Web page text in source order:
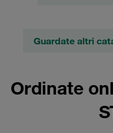
Guardate altri
Ordinate